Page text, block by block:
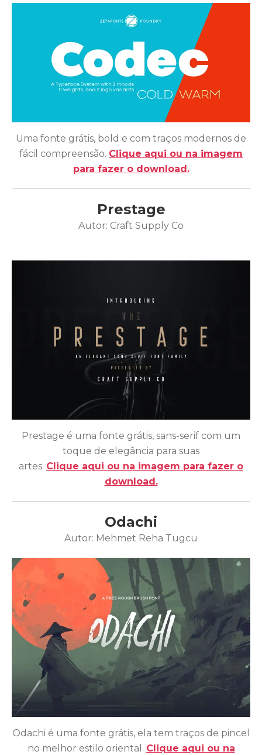
Uma fonte grátis, bold e com traços modernos de
fácil compreensão. Clique aqui ou na imagem
para fazer o download.
Prestage
Autor: Craft Supply Co
Prestage é uma fonte grátis, sans-serif com um
toque de elegância para suas
artes. Clique aqui ou na imagem para fazer o
download.
Odachi
Autor: Mehmet Reha Tugcu
Odachi é uma fonte grátis, ela tem traços de pincel
no melhor estilo oriental. Clique aqui ou na